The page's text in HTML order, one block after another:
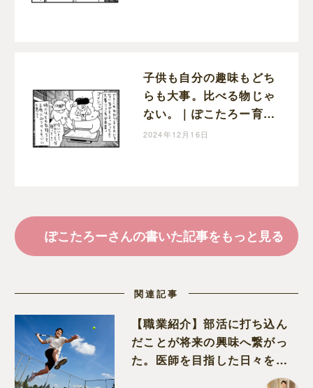
子供も自分の趣味もどち
らも大事。比べる物じゃ
ない。｜ぽこたろー育児
漫画
2024年12月16日
ぽこたろーさんの書いた記事をもっと見る
関連記事
【職業紹介】部活に打ち込ん
だことが将来の興味へ繋がっ
た。医師を目指した日々を振